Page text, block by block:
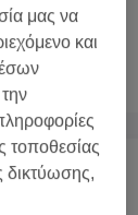
μας να
και
τοποθεσίας
δικτύωσης,